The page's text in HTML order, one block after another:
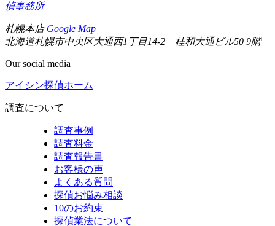
偵事務所
札幌本店Google Map
北海道札幌市中央区大通西1丁目14-2 桂和大通ビル50 9階
Our social media
アイシン探偵ホーム
調査について
調査事例
調査料金
調査報告書
お客様の声
よくある質問
探偵お悩み相談
10のお約束
探偵業法について